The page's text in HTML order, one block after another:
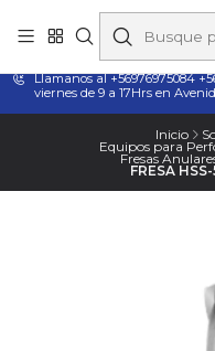
Taladros Magnéticos
Técnico
Llamanos al +56976975084
viernes de 9 a 17Hrs en
Inicio
Equipos para
Fresas
FRESA